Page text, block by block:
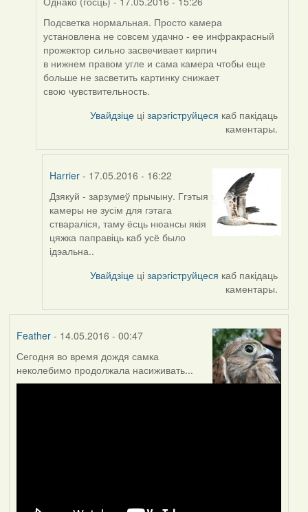
In
reply
to
by
Harrier
Подсветка нормальная. Просто камера
установлена не совсем удачно - ее инфракрасный
прожектор сильно засвечивает кирпич
в нижнем правом угле и сама камера чтобы еще
больше не засветить картинку снижает
свою чувствительность.
Увайдзіце цізарэгіструйцеся каб пакідаць
каментары.
Harrier - 17.05.2016 - 16:22
In
reply
to
by
Однако
Дзякуй - зарзумеў прычыну. Ггэтыя
камеры не зусім для гэтага
ствараліся, таму ёсць нюансы якія
цяжка паправіць каб усё было
ідэальна..
Увайдзіце цізарэгіструйцеся каб пакідаць
каментары.
Feather- 14.05.2016 - 00:47
Сегодня во время дождя самка
неколебимо продолжала насиживать...